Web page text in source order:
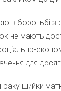
в боротьбі з
не мають
для
раку шийки